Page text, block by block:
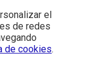
el
de redes
de cookies.